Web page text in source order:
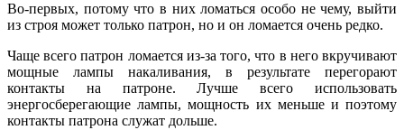
Во-первых, потому что в них ломаться особо не чему, выйти
из строя может только патрон, но и он ломается очень редко.
Чаще всего патрон ломается из-за того, что в него вкручивают
мощные лампы накаливания, в результате перегорают
контакты на патроне. Лучше всего использовать
энергосберегающие лампы, мощность их меньше и поэтому
контакты патрона служат дольше.